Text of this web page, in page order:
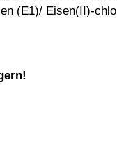
(E1)/ Eisen(II)-